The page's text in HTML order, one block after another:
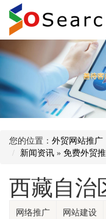
您的位置： 外贸网站推广
新闻资讯 » 免费外贸
西藏自治
网络推广 网站建设